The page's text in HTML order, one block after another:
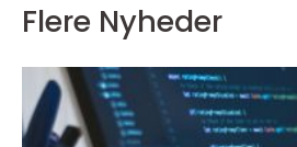
Flere Nyheder